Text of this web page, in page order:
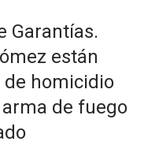
Garantías.
están
homicidio
de fuego